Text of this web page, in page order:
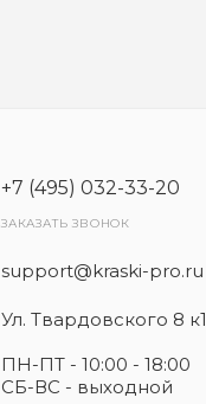
+7 (495) 032-33-20
ЗАКАЗАТЬ ЗВОНОК
support@kraski-pro.ru
Ул. Твардовского 8 к1
ПН-ПТ - 10:00 - 18:00
СБ-ВС - выходной